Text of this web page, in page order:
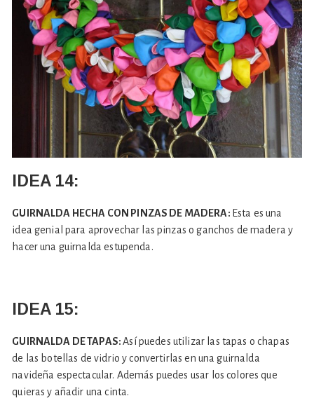
IDEA 14:
GUIRNALDA HECHA CON PINZAS DE MADERA: Esta es una
idea genial para aprovechar las pinzas o ganchos de madera y
hacer una guirnalda estupenda.
IDEA 15:
GUIRNALDA DE TAPAS:Así puedes utilizar las tapas o chapas
de las botellas de vidrio y convertirlas en una guirnalda
navideña espectacular. Además puedes usar los colores que
quieras y añadir una cinta.